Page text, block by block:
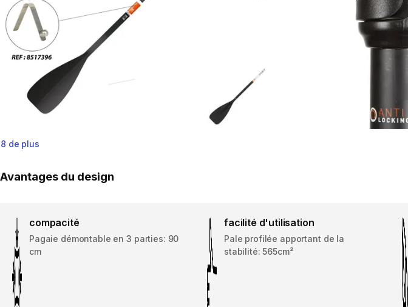
8 de plus
Avantages du design
compacité
Pagaie démontable en 3 parties: 90
cm
facilité d'utilisation
Pale profilée apportant de la
stabilité: 565cm²